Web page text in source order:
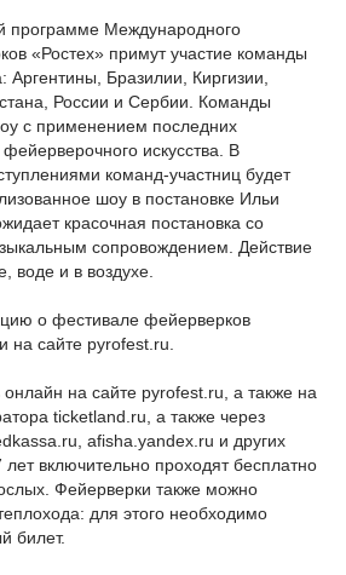
программе Международного
«Ростех» примут участие команды
Аргентины, Бразилии, Киргизии,
России и Сербии. Команды
с применением последних
фейерверочного искусства. В
команд-участниц будет
шоу в постановке Ильи
красочная постановка со
сопровождением. Действие
воде и в воздухе.
о фестивале фейерверков
на сайте pyrofest.ru.
на сайте pyrofest.ru, а также на
ticketland.ru, а также через
afisha.yandex.ru и других
включительно проходят бесплатно
Фейерверки также можно
для этого необходимо
билет.